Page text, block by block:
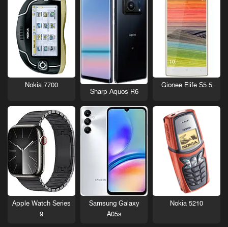
Gionee Elife S5.5
Sharp Aquos R6
Nokia 7700
Nokia 5210
Samsung Galaxy
A05s
Apple Watch Series
9